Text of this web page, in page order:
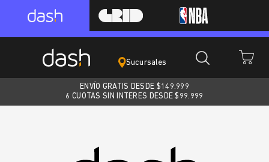
Sucursales
ENVÍO GRATIS DESDE $149.999
6 CUOTAS SIN INTERES DESDE $99.999